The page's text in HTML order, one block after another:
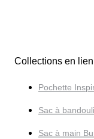
Collections en
Pochette
Sac à
Sac à main